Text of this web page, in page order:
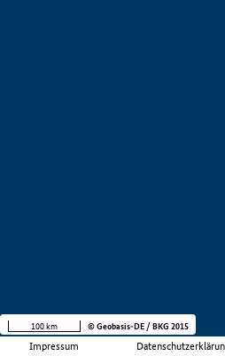
Impressum
100 km © Geobasis-DE / BKG 2015